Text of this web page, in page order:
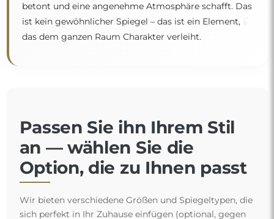
betont und eine angenehme Atmosphäre schafft. Das
ist kein gewöhnlicher Spiegel – das ist ein Element,
das dem ganzen Raum Charakter verleiht.
“
Passen Sie ihn Ihrem Stil
an — wählen Sie die
Option, die zu Ihnen passt
Wir bieten verschiedene Größen und Spiegeltypen, die
sich perfekt in Ihr Zuhause einfügen (optional, gegen